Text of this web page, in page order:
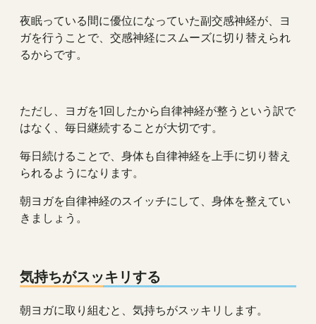
夜眠っている間に優位になっていた副交感神経が、ヨ
ガを行うことで、交感神経にスムーズに切り替えられ
るからです。
ただし、ヨガを1回したから自律神経が整うという訳で
はなく、毎日継続することが大切です。
毎日続けることで、身体も自律神経を上手に切り替え
られるようになります。
朝ヨガを自律神経のスイッチにして、身体を整えてい
きましょう。
気持ちがスッキリする
朝ヨガに取り組むと、気持ちがスッキリします。